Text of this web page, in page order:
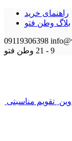
راهنمای خرید
بلاگ وطن فتو
09119306398
9 - 21
وطن فتو
تقویم مناسبتی